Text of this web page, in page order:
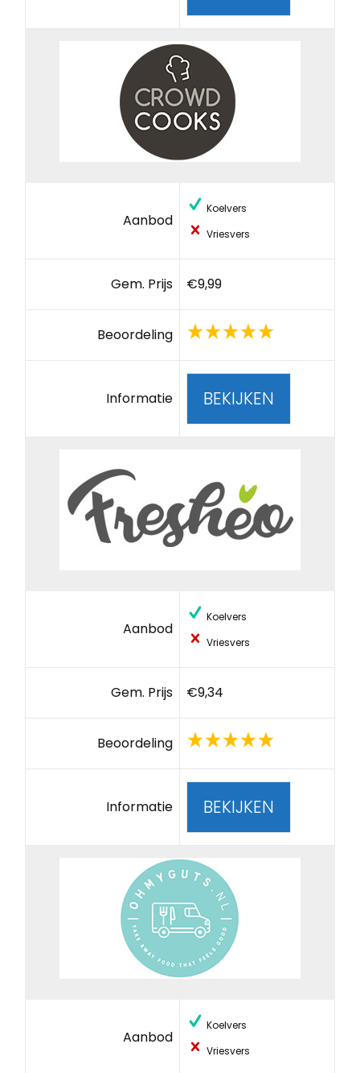
Aanbod
Koelvers
Vriesvers
Gem. Prijs €9,99
Beoordeling
Informatie BEKIJKEN
Aanbod
Koelvers
Vriesvers
Gem. Prijs €9,34
Beoordeling
Informatie BEKIJKEN
Aanbod
Koelvers
Vriesvers